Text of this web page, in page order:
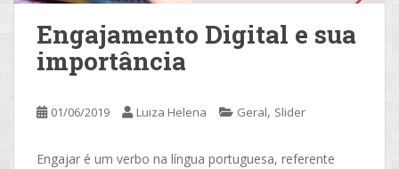
Engajamento Digital e sua
importância
01/06/2019 Luiza Helena Geral, Slider
Engajar é um verbo na língua portuguesa, referente